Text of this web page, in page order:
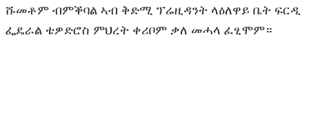
ሹመቶም ብምቕባል ኣብ ቅድሚ ፕሬዚዳንት ላዕለዋይ ቤት ፍርዲ
ፌዴራል ቴዎድሮስ ምህረት ቀሪቦም ቃለ መሓላ ፈፂሞም።